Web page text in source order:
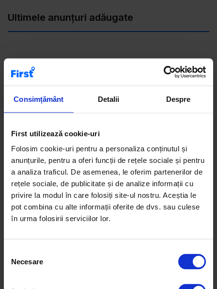
Consimțământ Detalii Despre
First utilizează cookie-uri
Folosim cookie-uri pentru a personaliza conținutul și
anunțurile, pentru a oferi funcții de rețele sociale și pentru
a analiza traficul. De asemenea, le oferim partenerilor de
rețele sociale, de publicitate și de analize informații cu
privire la modul în care folosiți site-ul nostru. Aceștia le
pot combina cu alte informații oferite de dvs. sau culese
în urma folosirii serviciilor lor.
Necesare
Ultimele anunțuri adăugate
Vezi și alte tipuri de proprietăți
Case de vânzare
Apartamente de închiriat
Birouri de vânzare
Pe First.ro poți explora apartamente cu 5 camere de
vânzare, dedicate segmentului premium. Aceste proprietăți
exclusiviste oferă suprafețe generoase, compartimentări
ample și poziționări excelente. Sunt ideale pentru familii
extinse, rezidență de lux sau investiții de tip high-end.
Recomandare: verifică zonele cu acces rapid la facilități
urbane și infrastructură completă.